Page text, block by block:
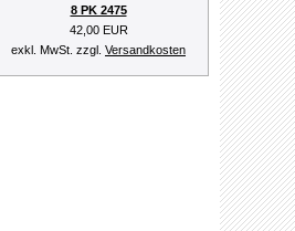
8 PK 2475
42,00 EUR
exkl. MwSt. zzgl. Versandkosten